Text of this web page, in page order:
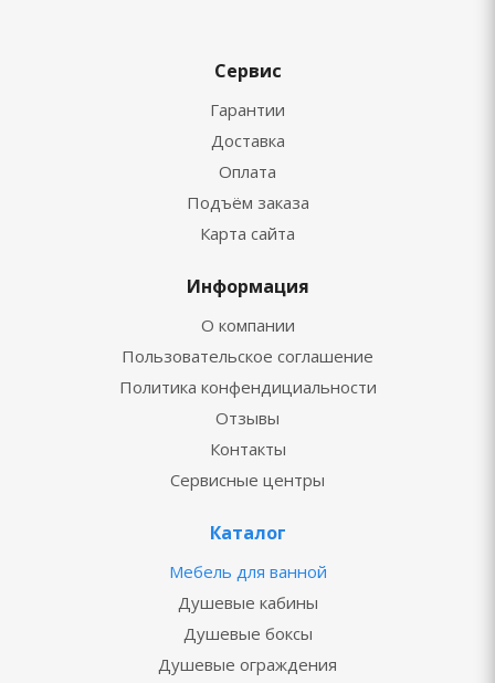
Сервис
Гарантии
Доставка
Оплата
Подъём заказа
Карта сайта
Информация
О компании
Пользовательское соглашение
Политика конфендициальности
Отзывы
Контакты
Сервисные центры
Каталог
Мебель для ванной
Душевые кабины
Душевые боксы
Душевые ограждения